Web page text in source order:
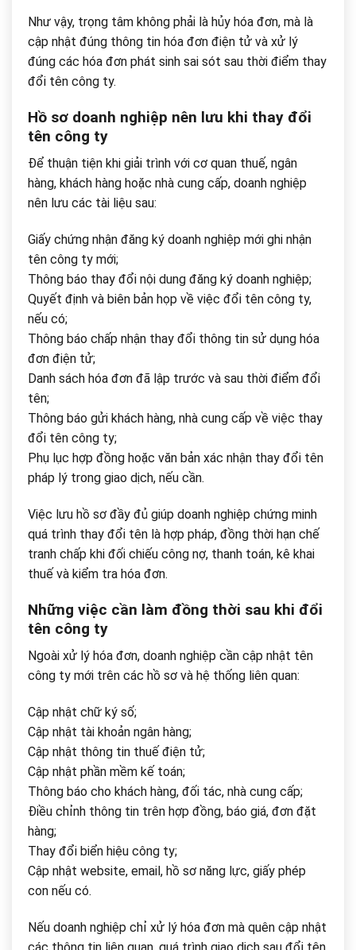
Như vậy, trọng tâm không phải là hủy hóa đơn, mà là
cập nhật đúng thông tin hóa đơn điện tử và xử lý
đúng các hóa đơn phát sinh sai sót sau thời điểm thay
đổi tên công ty.
Hồ sơ doanh nghiệp nên lưu khi thay đổi
tên công ty
Để thuận tiện khi giải trình với cơ quan thuế, ngân
hàng, khách hàng hoặc nhà cung cấp, doanh nghiệp
nên lưu các tài liệu sau:
Giấy chứng nhận đăng ký doanh nghiệp mới ghi nhận
tên công ty mới;
Thông báo thay đổi nội dung đăng ký doanh nghiệp;
Quyết định và biên bản họp về việc đổi tên công ty,
nếu có;
Thông báo chấp nhận thay đổi thông tin sử dụng hóa
đơn điện tử;
Danh sách hóa đơn đã lập trước và sau thời điểm đổi
tên;
Thông báo gửi khách hàng, nhà cung cấp về việc thay
đổi tên công ty;
Phụ lục hợp đồng hoặc văn bản xác nhận thay đổi tên
pháp lý trong giao dịch, nếu cần.
Việc lưu hồ sơ đầy đủ giúp doanh nghiệp chứng minh
quá trình thay đổi tên là hợp pháp, đồng thời hạn chế
tranh chấp khi đối chiếu công nợ, thanh toán, kê khai
thuế và kiểm tra hóa đơn.
Những việc cần làm đồng thời sau khi đổi
tên công ty
Ngoài xử lý hóa đơn, doanh nghiệp cần cập nhật tên
công ty mới trên các hồ sơ và hệ thống liên quan:
Cập nhật chữ ký số;
Cập nhật tài khoản ngân hàng;
Cập nhật thông tin thuế điện tử;
Cập nhật phần mềm kế toán;
Thông báo cho khách hàng, đối tác, nhà cung cấp;
Điều chỉnh thông tin trên hợp đồng, báo giá, đơn đặt
hàng;
Thay đổi biển hiệu công ty;
Cập nhật website, email, hồ sơ năng lực, giấy phép
con nếu có.
Nếu doanh nghiệp chỉ xử lý hóa đơn mà quên cập nhật